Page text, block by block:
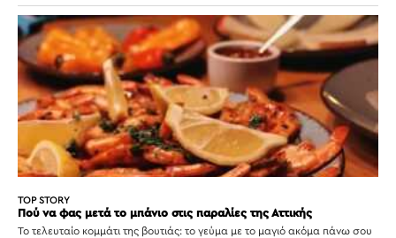
TOP STORY
Πού να φας μετά το μπάνιο στις παραλίες της Αττικής
Το τελευταίο κομμάτι της βουτιάς: το γεύμα με το μαγιό ακόμα πάνω σου